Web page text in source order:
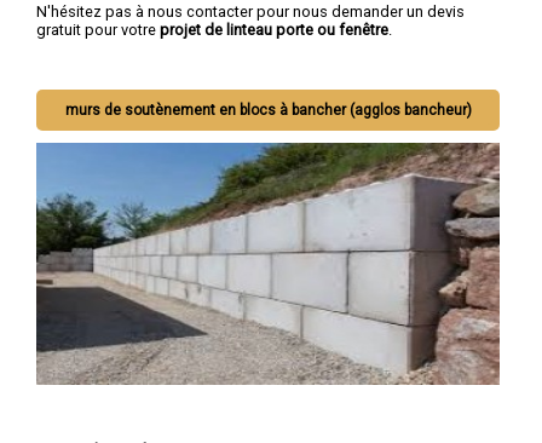
N'hésitez pas à nous contacter pour nous demander un devis
gratuit pour votre projet de linteau porte ou fenêtre
murs de soutènement en blocs à bancher (agglos bancheur)